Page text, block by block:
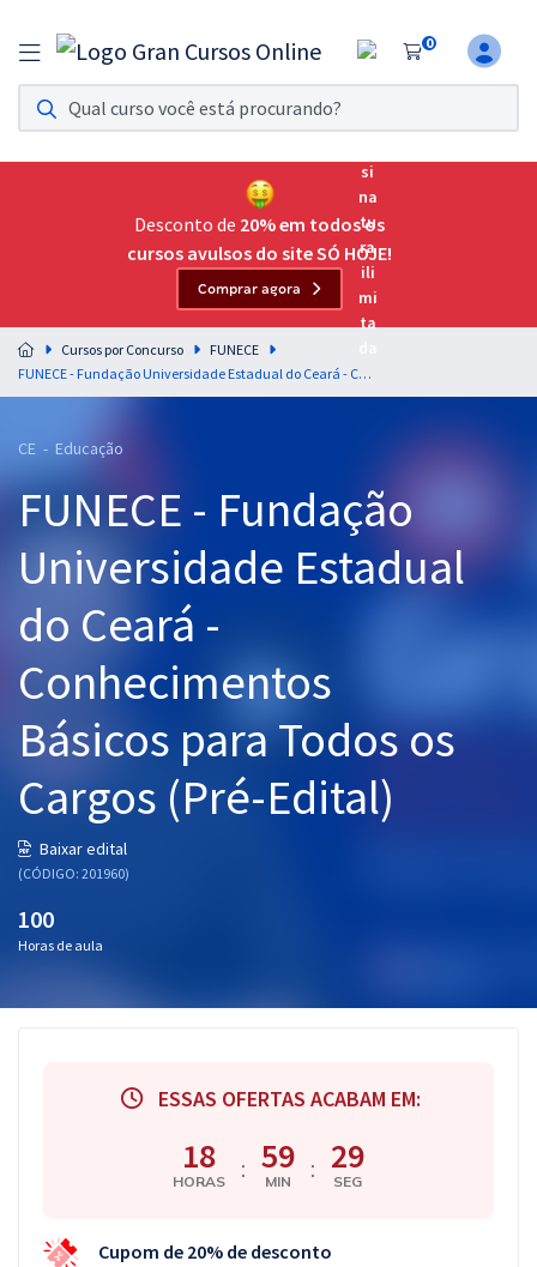
0
Assinatura Ilimitada 11
Acesso a todos os cursos. Teste grátis por 7 dias!
Assinatura OAB Até Passar
Acesso ilimitado a toda preparação para o Exame da
Residências Multiprofissionais
Preparação completa e intensiva para as principais
residências em saúde do Brasil
Cursos 20% OFF
Graduação
OAB
Mentorias
Questões grátis
Blog
Aprovados
Desconto de 20% em todos os
cursos avulsos do site SÓ HOJE!
Comprar agora
Cursos por Concurso
FUNECE
FUNECE - Fundação Universidade Estadual do Ceará - Conhecimentos Básicos para Todos os Cargos (Pré-Edital)
CE - Educação
FUNECE - Fundação
Universidade Estadual
do Ceará -
Conhecimentos
Básicos para Todos os
Cargos (Pré-Edital)
Baixar edital
(CÓDIGO: 201960)
100
Horas de aula
ESSAS OFERTAS ACABAM EM:
18
HORAS : 59
MIN : 28
SEG
Cupom de 20% de desconto